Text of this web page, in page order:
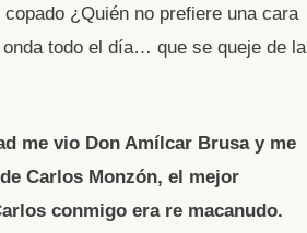
¿Quién no prefiere una cara
todo el día… que se queje de la
me vio Don Amílcar Brusa y me
Carlos Monzón, el mejor
conmigo era re macanudo.